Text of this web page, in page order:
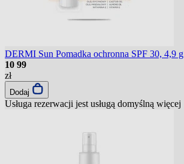
DERMI Sun Pomadka ochronna SPF 30, 4,9 g
10 99
zł
Dodaj
Usługa rezerwacji jest usługą domyślną więcej